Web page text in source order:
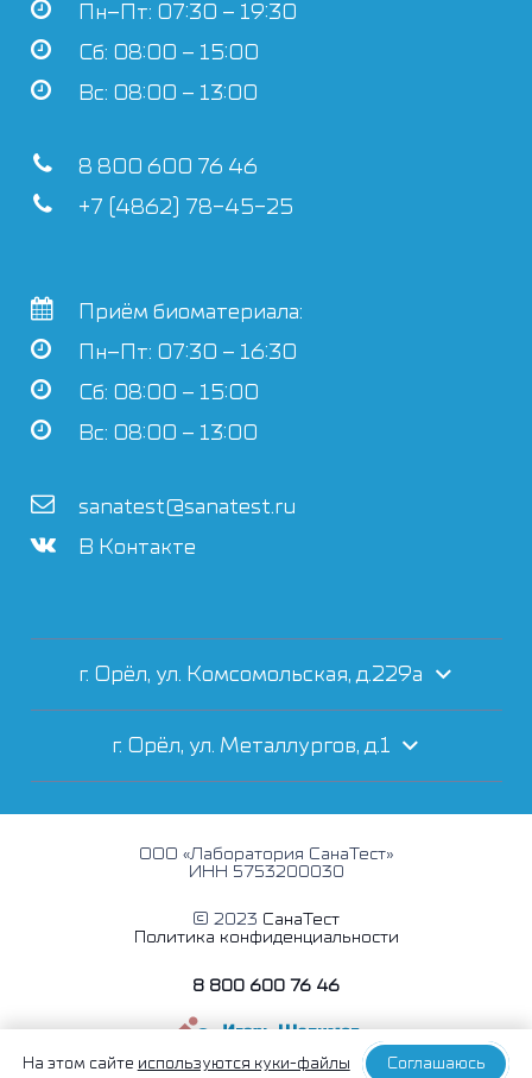
Пн–Пт: 07:30 – 19:30
Сб: 08:00 – 15:00
Вс: 08:00 – 13:00
8 800 600 76 46
+7 (4862) 78-45-25
Приём биоматериала:
Пн–Пт: 07:30 – 16:30
Сб: 08:00 – 15:00
Вс: 08:00 – 13:00
sanatest@sanatest.ru
В Контакте
г. Орёл, ул. Комсомольская, д.229а
г. Орёл, ул. Металлургов, д.1
ООО «Лаборатория СанаТест»
ИНН 5753200030
© 2023 СанаТест
Политика конфиденциальности
8 800 600 76 46
На этом сайте используются куки-файлы Соглашаюсь